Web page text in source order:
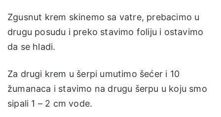
Zgusnut krem skinemo sa vatre, prebacimo u
drugu posudu i preko stavimo foliju i ostavimo
da se hladi.
Za drugi krem u šerpi umutimo šećer i 10
žumanaca i stavimo na drugu šerpu u koju smo
sipali 1 – 2 cm vode.